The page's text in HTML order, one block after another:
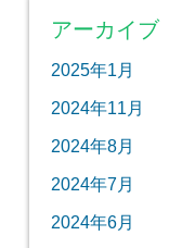
アーカイブ
2025年1月
2024年11月
2024年8月
2024年7月
2024年6月